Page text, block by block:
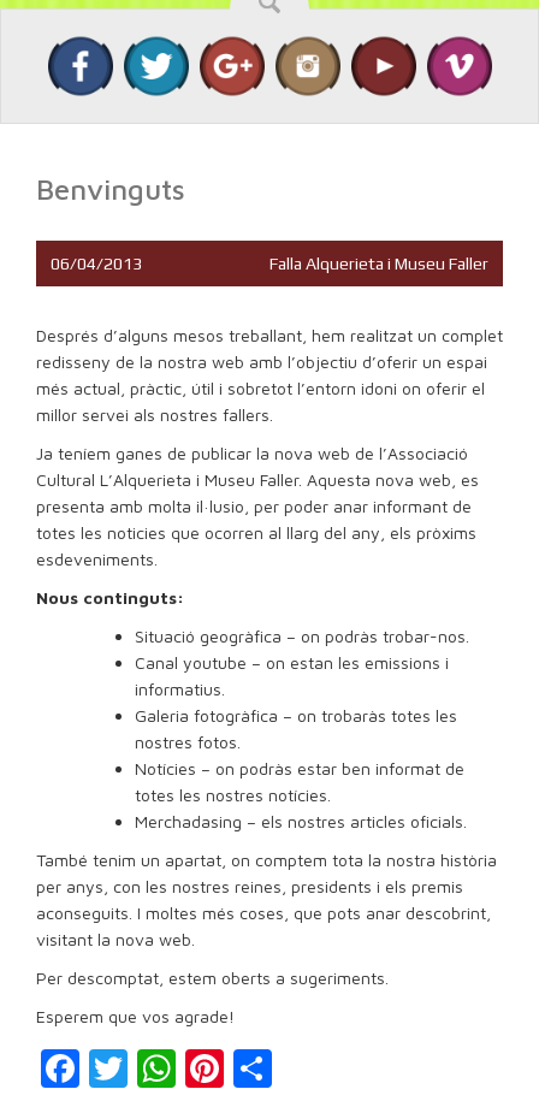
Benvinguts
06/04/2013 Falla Alquerieta i Museu Faller
Després d’alguns mesos treballant, hem realitzat un complet
redisseny de la nostra web amb l’objectiu d’oferir un espai
més actual, pràctic, útil i sobretot l’entorn idoni on oferir el
millor servei als nostres fallers.
Ja teníem ganes de publicar la nova web de l’Associació
Cultural L’Alquerieta i Museu Faller. Aquesta nova web, es
presenta amb molta il·lusio, per poder anar informant de
totes les noticies que ocorren al llarg del any, els pròxims
esdeveniments.
Nous continguts:
Situació geogràfica – on podràs trobar-nos.
Canal youtube – on estan les emissions i
informatius.
Galeria fotogràfica – on trobaràs totes les
nostres fotos.
Notícies – on podràs estar ben informat de
totes les nostres notí­cies.
Merchadasing – els nostres articles oficials.
També tenim un apartat, on comptem tota la nostra història
per anys, con les nostres reines, presidents i els premis
aconseguits. I moltes més coses, que pots anar descobrint,
visitant la nova web.
Per descomptat, estem oberts a sugeriments.
Esperem que vos agrade!
Facebook
Twitter
WhatsApp
Pinterest